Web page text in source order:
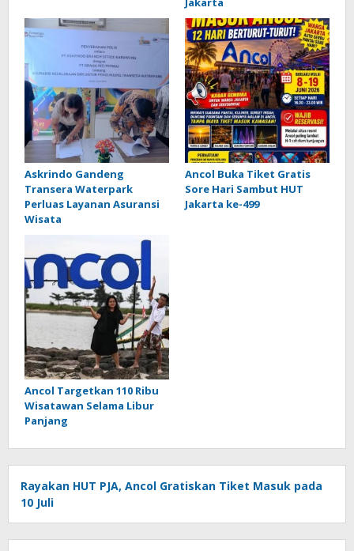
Askrindo Gandeng
Transera Waterpark
Perluas Layanan Asuransi
Wisata
Ancol Buka Tiket Gratis
Sore Hari Sambut HUT
Jakarta ke-499
Ancol Targetkan 110 Ribu
Wisatawan Selama Libur
Panjang
Rayakan HUT PJA, Ancol Gratiskan Tiket Masuk pada
10 Juli